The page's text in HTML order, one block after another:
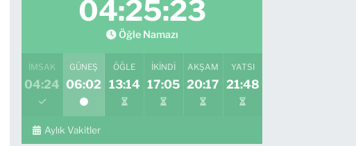
04:25:22
Öğle Namazı
İMSAK
04:24
GÜNEŞ
06:02
ÖĞLE
13:14
İKINDI
17:05
AKŞAM
20:17
YATSI
21:48
Aylık Vakitler